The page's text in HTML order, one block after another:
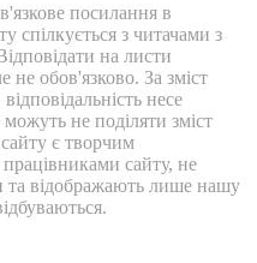
посилання в
спілкується з читачами з
на листи
не обов'язково. За зміст
несе
не поділяти зміст
є творчим
сайту, не
та відображають лише нашу